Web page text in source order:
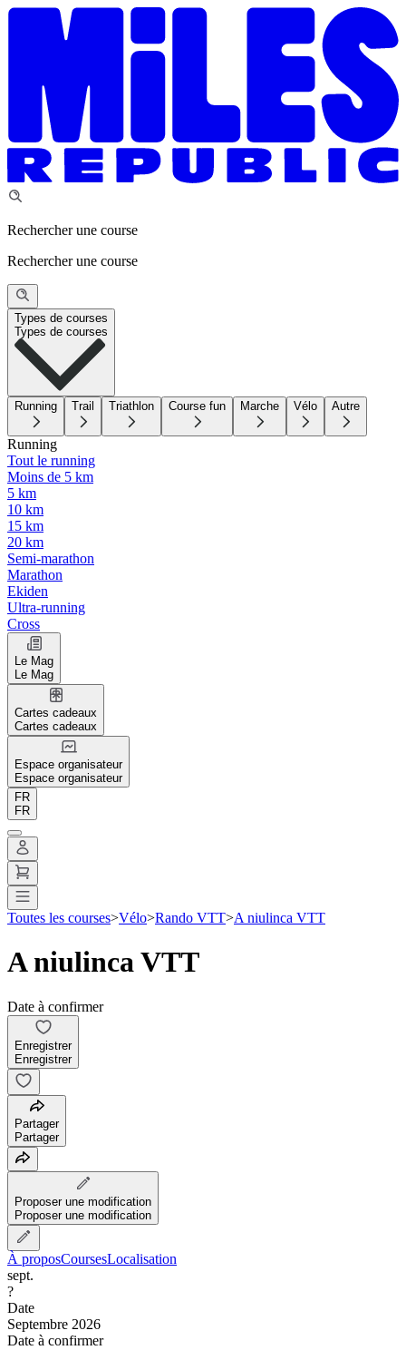
Rechercher une course
Rechercher une course
Types de courses
Types de courses
Running Trail Triathlon Course fun Marche Vélo Autre
Running
Tout le running
Moins de 5 km
5 km
10 km
15 km
20 km
Semi-marathon
Marathon
Ekiden
Ultra-running
Cross
Le Mag
Le Mag
Cartes cadeaux
Cartes cadeaux
Espace organisateur
Espace organisateur
FR
FR
Toutes les courses>Vélo>Rando VTT>A niulinca VTT
A niulinca VTT
Date à confirmer
Enregistrer
Enregistrer
Partager
Partager
Proposer une modification
Proposer une modification
À proposCoursesLocalisation
sept.
?
Date
Septembre 2026
Date à confirmer